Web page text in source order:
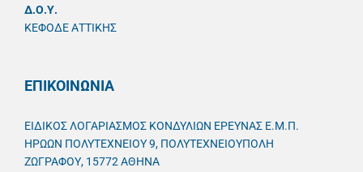
Δ.Ο.Υ.
ΚΕΦΟΔΕ ΑΤΤΙΚΗΣ
ΕΠΙΚΟΙΝΩΝΙΑ
ΕΙΔΙΚΟΣ ΛΟΓΑΡΙΑΣΜΟΣ ΚΟΝΔΥΛΙΩΝ ΕΡΕΥΝΑΣ Ε.Μ.Π.
ΗΡΩΩΝ ΠΟΛΥΤΕΧΝΕΙΟΥ 9, ΠΟΛΥΤΕΧΝΕΙΟΥΠΟΛΗ
ΖΩΓΡΑΦΟΥ, 15772 ΑΘΗΝΑ